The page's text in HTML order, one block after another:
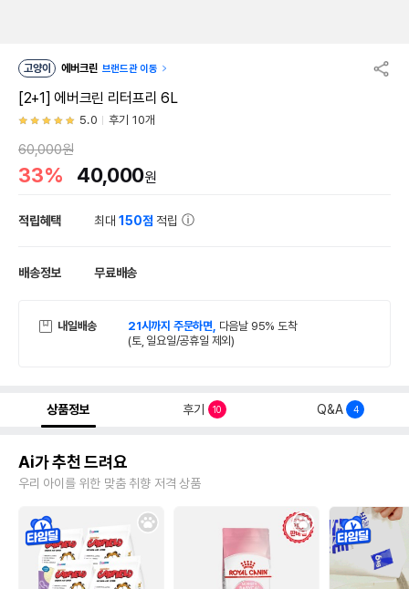
고양이 에버크린 브랜드관 이동
[2+1] 에버크린 리터프리 6L
5.0 후기 10개
60,000원
33% 40,000원
적립혜택 최대150점 적립
배송정보 무료배송
내일배송 21시까지 주문하면, 다음날 95% 도착
(토, 일요일/공휴일 제외)
상품정보 후기 10 Q&A 4
Ai가 추천 드려요
우리 아이를 위한 맞춤 취향 저격 상품